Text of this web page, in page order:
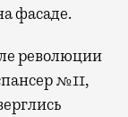
фасаде.
революции
№11,